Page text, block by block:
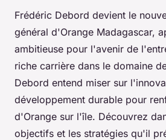
Frédéric Debord devient le
général d'Orange Madagascar,
ambitieuse pour l'avenir de
riche carrière dans le domaine
Debord entend miser sur
développement durable pour
d'Orange sur l'île. Découvrez
objectifs et les stratégies qu'il